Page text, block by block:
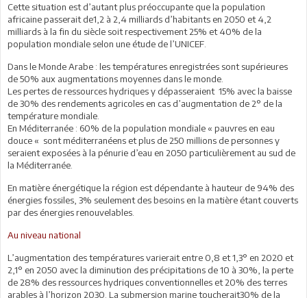
Cette situation est d’autant plus préoccupante que la population
africaine passerait de1,2 à 2,4 milliards d’habitants en 2050 et 4,2
milliards à la fin du siècle soit respectivement 25% et 40% de la
population mondiale selon une étude de l’UNICEF.
Dans le Monde Arabe : les températures enregistrées sont supérieures
de 50% aux augmentations moyennes dans le monde.
Les pertes de ressources hydriques y dépasseraient 15% avec la baisse
de 30% des rendements agricoles en cas d’augmentation de 2° de la
température mondiale.
En Méditerranée : 60% de la population mondiale « pauvres en eau
douce « sont méditerranéens et plus de 250 millions de personnes y
seraient exposées à la pénurie d’eau en 2050 particulièrement au sud de
la Méditerranée.
En matière énergétique la région est dépendante à hauteur de 94% des
énergies fossiles, 3% seulement des besoins en la matière étant couverts
par des énergies renouvelables.
Au niveau national
L’augmentation des températures varierait entre 0,8 et 1,3° en 2020 et
2,1° en 2050 avec la diminution des précipitations de 10 à 30%, la perte
de 28% des ressources hydriques conventionnelles et 20% des terres
arables à l’horizon 2030. La submersion marine toucherait30% de la